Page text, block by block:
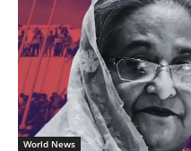
World News